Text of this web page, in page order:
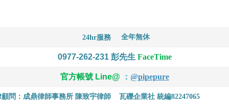
24hr服務 全年無休
0977-262-231 彭先生 FaceTime
官方帳號 Line@ ： @pipepure
顧問：成鼎律師事務所 陳致宇律師 瓦礫企業社 統編82247065